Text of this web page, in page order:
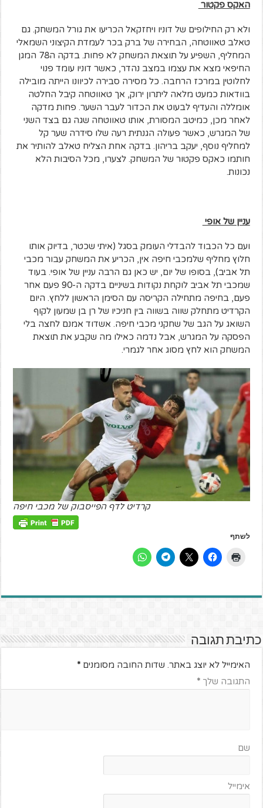
האקס פקטור
ולא רק החילופים של דוניו ויחזקאל הכריעו את גורל המשחק. גם
טאלב טאווטחה, הבחירה של ברק בכר לעמדת הקיצוני השמאלי
המחליף, השפיע על תוצאת המשחק לא פחות. בדקה ה78 המגן
החיפאי מצא את עצמו במצב נהדר, כאשר דוניו עומד פנוי
לחלוטין במרכז הרחבה. כל מסירה סבירה לכיוונו הייתה מובילה
בוודאות כמעט מלאה ליתרון ירוק, אך טאווטחה קיבל החלטה
אומללה והעדיף לבעוט את הכדור לעבר השער. פחות מדקה
לאחר מכן, כמיטב המסורת, אותו טאווטחה שגה גם בצד השני
של המגרש, כאשר פעולה הגנתית רעה שלו סידרה שער קל
למחליף נוסף, יעקב בריהון. בדקה אחת הצליח טאלב להותיר את
חותמו כאקס פקטור של המשחק. לצערו, מכל הסיבות הלא
נכונות.
עניין של אופי
ועם כל הכבוד להבדלי העומק בסגל (איתי שכטר, בדיוק אותו
חלוץ מחליף שלמכבי חיפה אין, הכריע את המשחק עבור מכבי
תל אביב), בסופו של יום, יש כאן גם הרבה עניין של אופי. בעוד
שמכבי תל אביב לוקחת נקודות בשיניים בדקה ה-90 פעם אחר
פעם, בחיפה מתחילה הקריסה עם הסימן הראשון ללחץ. היום
הקרדיט מתחלק שווה בשווה בין חניכיו של רן בן שמעון לקוף
השואג על הגב של שחקני מכבי חיפה. אשדוד אמנם לחצה בלי
הפסקה על המגרש, אבל נדמה כאילו מה שקבע את תוצאת
המשחק הוא לחץ מסוג אחר לגמרי.
קרדיט לדף הפייסבוק של מכבי חיפה
לשתף
כתיבת תגובה
האימייל לא יוצג באתר. שדות החובה מסומנים*
התגובה שלך*
שם
אימייל